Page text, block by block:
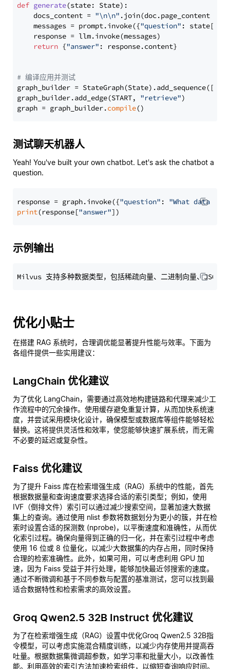
def generate(state: State):
    docs_content =
"\n\n" .join(doc.page_content
    messages = prompt.invoke({
"question" : state[
    response = llm.invoke(messages)
return {"answer" : response.content}
# 编译应用并测试
graph_builder =
graph_builder.add_edge(START, "retrieve")
graph = graph_builder.compile
测试聊天机器人
Yeah! You've built your own chatbot. Let's ask the chatbot a
question.
response = graph.invoke({"question" : "What data
print(response["answer"
示例输出
优化小贴士
在搭建 RAG 系统时，合理调优能显著提升性能与效率。下面为
各组件提供一些实用建议：
LangChain 优化建议
为了优化 LangChain，需要通过高效地构建链路和代理来减少工
作流程中的冗余操作。使用缓存避免重复计算，从而加快系统速
度，并尝试采用模块化设计，确保模型或数据库等组件能够轻松
替换。这将提供灵活性和效率，使您能够快速扩展系统，而无需
不必要的延迟或复杂性。
Faiss 优化建议
为了提升 Faiss 库在检索增强生成（RAG）系统中的性能，首先
根据数据量和查询速度要求选择合适的索引类型；例如，使用
IVF（倒排文件）索引可以通过减少搜索空间，显著加速大数据
集上的查询。通过使用 nlist 参数将数据划分为更小的簇，并在检
索时设置合适的探测数 (nprobe)，以平衡速度和准确性，从而优
化索引过程。确保向量得到正确的归一化，并在索引过程中考虑
使用 16 位或 8 位量化，以减少大数据集的内存占用，同时保持
合理的检索准确性。此外，如果可用，可以考虑利用 GPU 加
速，因为 Faiss 受益于并行处理，能够加快最近邻搜索的速度。
通过不断微调和基于不同参数与配置的基准测试，您可以找到最
适合数据特性和检索需求的高效设置。
Groq Qwen2.5 32B Instruct 优化建议
为了在检索增强生成（RAG）设置中优化Groq Qwen2.5 32B指
令模型，可以考虑实施混合精度训练，以减少内存使用并提高吞
吐量。根据数据集微调超参数，如学习率和批量大小，以改善性
能。利用高效的索引方法加速检索组件，以缩短查询响应时间。